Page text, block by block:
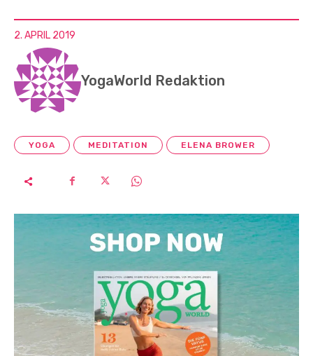
2. APRIL 2019
YogaWorld Redaktion
YOGA MEDITATION ELENA BROWER